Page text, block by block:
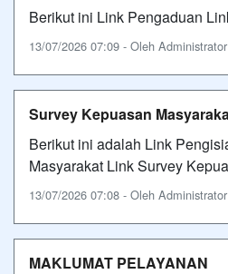
Berikut ini Link Pengaduan
13/07/2026 07:09 - Oleh
Survey Kepuasan
Berikut ini adalah Link
Masyarakat Link Survey
13/07/2026 07:08 - Oleh
MAKLUMAT PELAYANAN